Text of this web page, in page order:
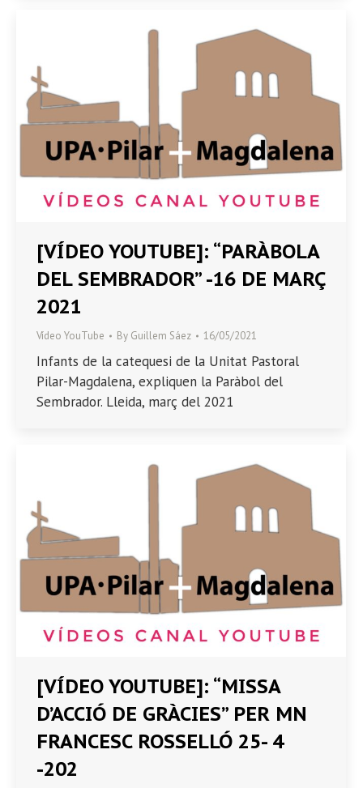
[VÍDEO YOUTUBE]: “PARÀBOLA
DEL SEMBRADOR” -16 DE MARÇ
2021
Vídeo YouTube By Guillem Sáez 16/05/2021
Infants de la catequesi de la Unitat Pastoral
Pilar-Magdalena, expliquen la Paràbol del
Sembrador. Lleida, març del 2021
[VÍDEO YOUTUBE]: “MISSA
D’ACCIÓ DE GRÀCIES” PER MN
FRANCESC ROSSELLÓ 25- 4
-202